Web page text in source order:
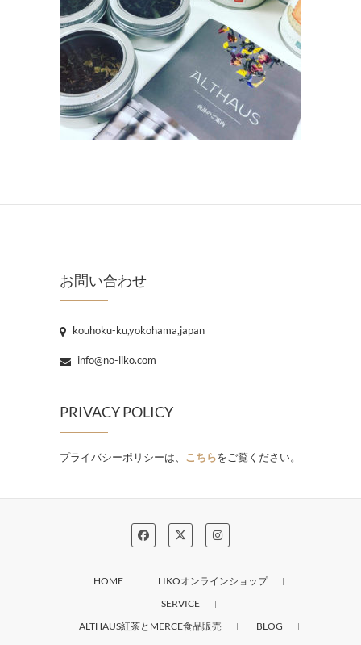
お問い合わせ
kouhoku-ku,yokohama,japan
info@no-liko.com
PRIVACY POLICY
プライバシーポリシーは、 こちらをご覧ください。
HOME
LIKOオンラインショップ
SERVICE
ALTHAUS紅茶とMERCE食品販売
BLOG